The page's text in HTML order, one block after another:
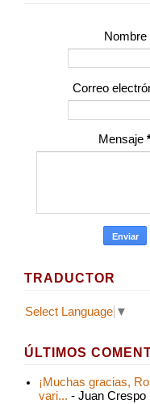
Nombre
Correo
Mensaje
TRADUCTOR
Select Language ▼
ÚLTIMOS
¡Muchas gracias,
vari... - Juan Crespo